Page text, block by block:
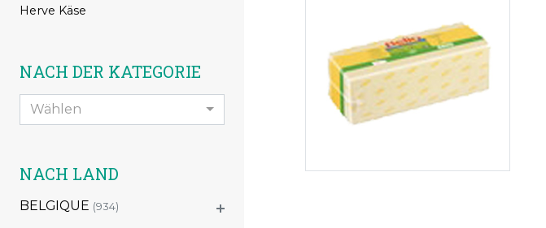
Herve Käse
NACH DER KATEGORIE
Wählen
NACH LAND
BELGIQUE (934)